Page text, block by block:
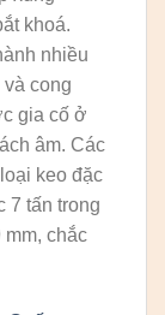
khoá.
nhiều
cong
gia cố ở
âm. Các
keo đặc
7 tấn trong
chắc